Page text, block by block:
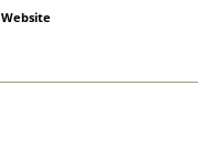
Website